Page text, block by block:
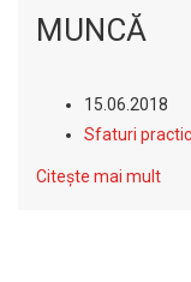
MUNCĂ
15.06.2018
Sfaturi
Citește mai mult